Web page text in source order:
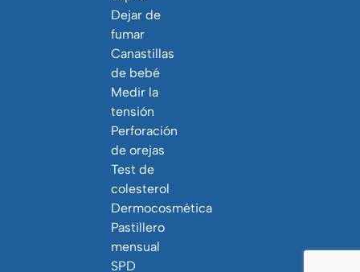
Dejar de
fumar
Canastillas
de bebé
Medir la
tensión
Perforación
de orejas
Test de
colesterol
Dermocosmética
Pastillero
mensual
SPD